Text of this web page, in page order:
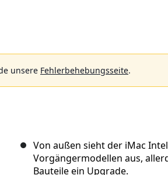
unsere Fehlerbehebungsseite.
Von außen sieht der iMac
Vorgängermodellen aus,
Bauteile ein Upgrade.